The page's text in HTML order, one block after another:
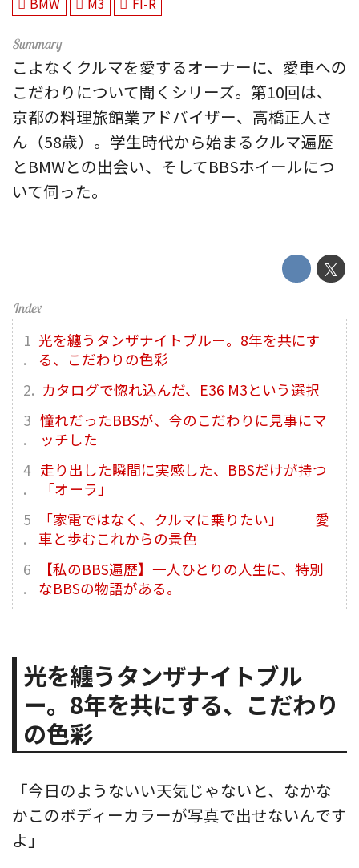
こよなくクルマを愛するオーナーに、愛車への
こだわりについて聞くシリーズ。第10回は、
京都の料理旅館業アドバイザー、高橋正人さ
ん（58歳）。学生時代から始まるクルマ遍歴
とBMWとの出会い、そしてBBSホイールにつ
いて伺った。
光を纏うタンザナイトブルー。8年を共にす
る、こだわりの色彩
カタログで惚れ込んだ、E36 M3という選択
憧れだったBBSが、今のこだわりに見事にマ
ッチした
走り出した瞬間に実感した、BBSだけが持つ
「オーラ」
「家電ではなく、クルマに乗りたい」── 愛
車と歩むこれからの景色
【私のBBS遍歴】一人ひとりの人生に、特別
なBBSの物語がある。
光を纏うタンザナイトブル
ー。8年を共にする、こだわり
の色彩
「今日のようないい天気じゃないと、なかな
かこのボディーカラーが写真で出せないんです
よ」